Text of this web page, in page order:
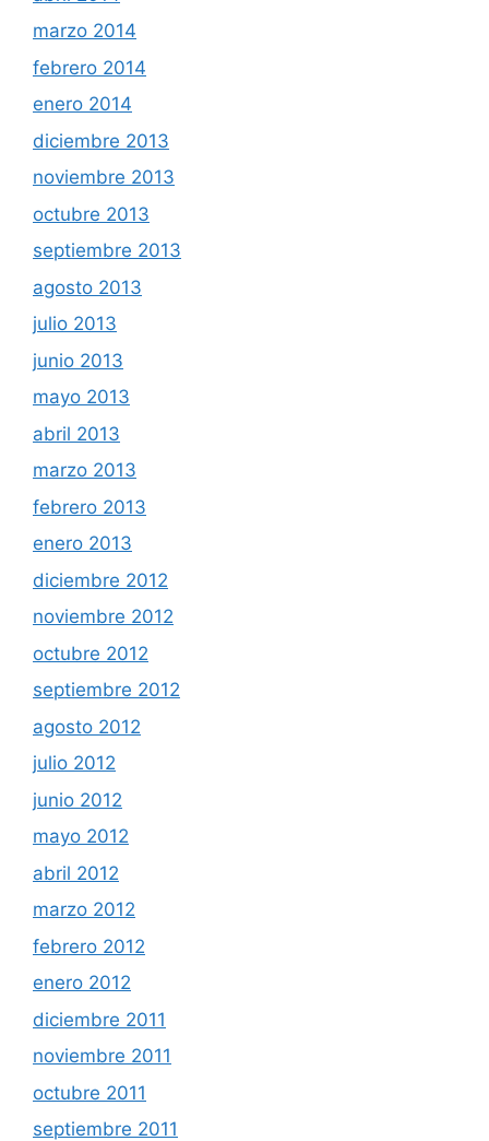
marzo 2014
febrero 2014
enero 2014
diciembre 2013
noviembre 2013
octubre 2013
septiembre 2013
agosto 2013
julio 2013
junio 2013
mayo 2013
abril 2013
marzo 2013
febrero 2013
enero 2013
diciembre 2012
noviembre 2012
octubre 2012
septiembre 2012
agosto 2012
julio 2012
junio 2012
mayo 2012
abril 2012
marzo 2012
febrero 2012
enero 2012
diciembre 2011
noviembre 2011
octubre 2011
septiembre 2011